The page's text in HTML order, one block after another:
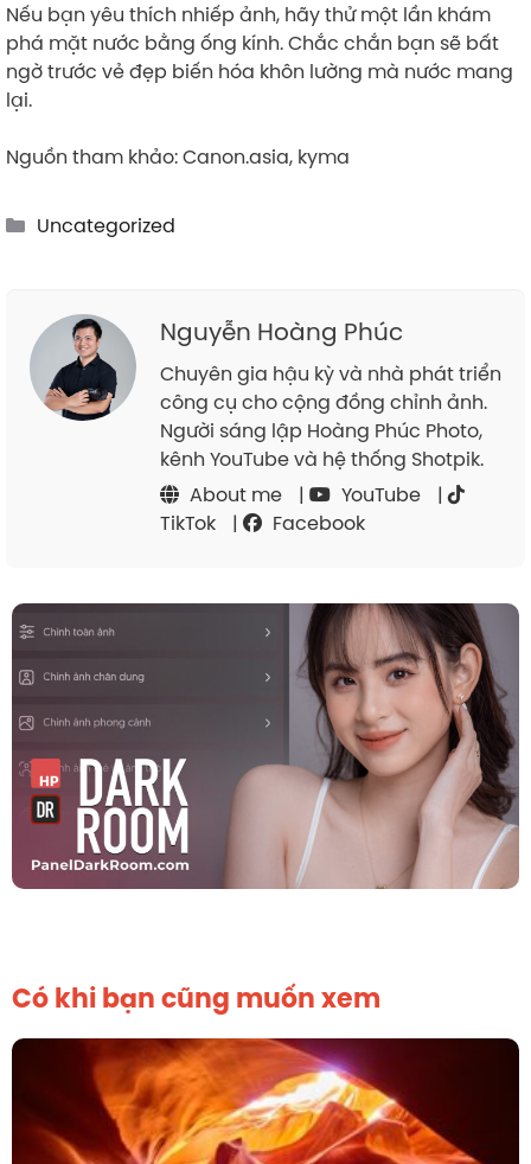
Nếu bạn yêu thích nhiếp ảnh, hãy thử một lần khám
phá mặt nước bằng ống kính. Chắc chắn bạn sẽ bất
ngờ trước vẻ đẹp biến hóa khôn lường mà nước mang
lại.
Nguồn tham khảo: Canon.asia, kyma
Categories
Uncategorized
Nguyễn Hoàng Phúc
Chuyên gia hậu kỳ và nhà phát triển
công cụ cho cộng đồng chỉnh ảnh.
Người sáng lập Hoàng Phúc Photo,
kênh YouTube và hệ thống Shotpik.
About me
| YouTube
|
TikTok
| Facebook
Có khi bạn cũng muốn xem